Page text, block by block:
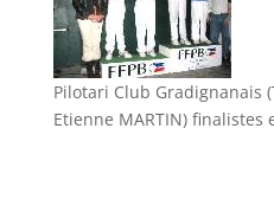
Pilotari Club Gradignanais
Etienne MARTIN) finalistes